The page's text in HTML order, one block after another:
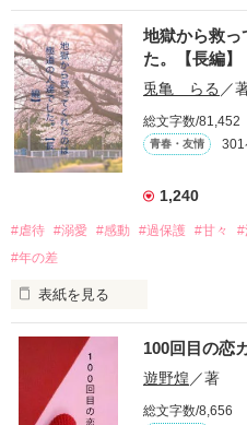
推しは画面の向こうにいるはず
ています。
不器用でも努力を諦めない赤。
無口で頼れる黒。
天才肌で笑顔が眩しい白。
三人の姿に勇気をもらい、「
えるようになった。
笑って、ときどき泣ける
地獄から救っ
た。【長編】
兎亀 らる ／
総文字数/81,452
青春・友情 301
1,240
#虐待 #溺愛 #感動 #過保護 #甘々 #
#年の差
表紙を見る
｢全部あんたのせいよ｣
『──のせいじゃないよ』
100回目の恋
遊野煌／著
総文字数/8,656